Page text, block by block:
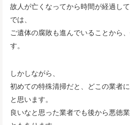
故人が亡くなってから時間が経過し
では、
ご遺体の腐敗も進んでいることから
す。
しかしながら、
初めての特殊清掃だと、どこの業者
と思います。
良いなと思った業者でも後から悪徳